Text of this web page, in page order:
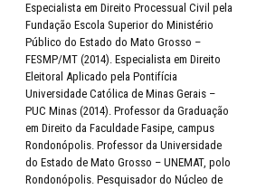
Especialista em Direito Processual Civil pela
Fundação Escola Superior do Ministério
Público do Estado do Mato Grosso –
FESMP/MT (2014). Especialista em Direito
Eleitoral Aplicado pela Pontifícia
Universidade Católica de Minas Gerais –
PUC Minas (2014). Professor da Graduação
em Direito da Faculdade Fasipe, campus
Rondonópolis. Professor da Universidade
do Estado de Mato Grosso – UNEMAT, polo
Rondonópolis. Pesquisador do Núcleo de